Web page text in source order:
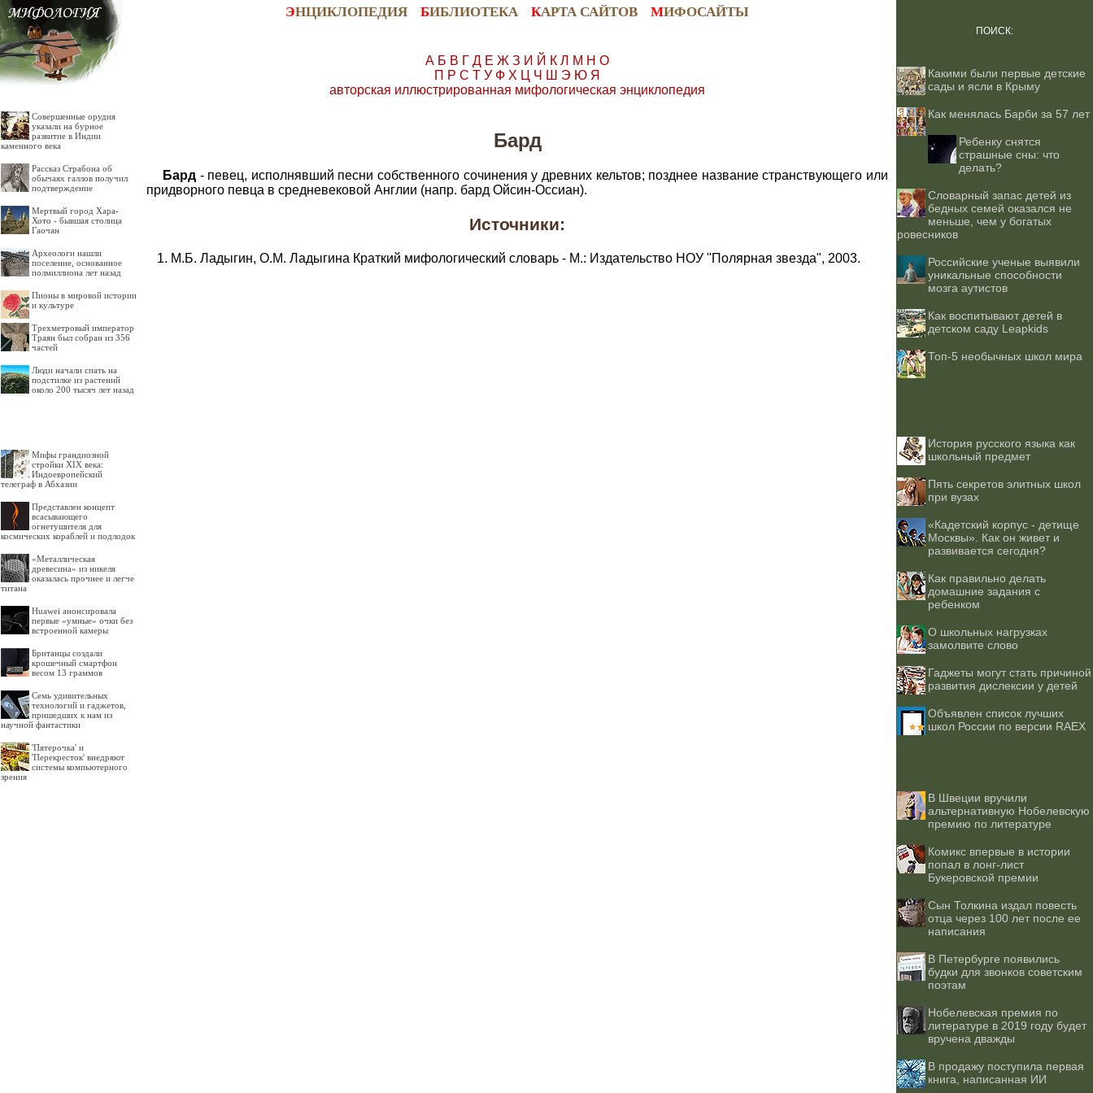
ЭНЦИКЛОПЕДИЯ БИБЛИОТЕКА КАРТА САЙТОВ МИФОСАЙТЫ
Совершенные орудия
указали на бурное
развитие в Индии
каменного века
Рассказ Страбона об
обычаях галлов получил
подтверждение
Мертвый город Хара-
Хото - бывшая столица
Гаочан
Археологи нашли
поселение, основанное
полмиллиона лет назад
Пионы в мировой истории
и культуре
Трехметровый император
Траян был собран из 356
частей
Люди начали спать на
подстилке из растений
около 200 тысяч лет назад
Мифы грандиозной
стройки XIX века:
Индоевропейский
телеграф в Абхазии
Представлен концепт
всасывающего
огнетушителя для
космических кораблей и подлодок
«Металлическая
древесина» из никеля
оказалась прочнее и легче
титана
Huawei анонсировала
первые «умные» очки без
встроенной камеры
Британцы создали
крошечный смартфон
весом 13 граммов
Семь удивительных
технологий и гаджетов,
пришедших к нам из
научной фантастики
'Пятерочка' и
'Перекресток' внедряют
системы компьютерного
зрения
А Б В Г Д Е Ж З И Й К Л М Н О
П Р С Т У Ф Х Ц Ч Ш Э Ю Я
авторская иллюстрированная мифологическая энциклопедия
Бард
Бард - певец, исполнявший песни собственного сочинения у древних кельтов; позднее название cтранствующего или
придворного певца в средневековой Англии (напр. бард Ойсин-Оссиан).
Источники:
М.Б. Ладыгин, О.М. Ладыгина Краткий мифологический словарь - М.: Издательство НОУ "Полярная звезда", 2003.
ПОИСК:
Какими были первые детские
сады и ясли в Крыму
Как менялась Барби за 57 лет
Ребенку снятся
страшные сны: что
делать?
Словарный запас детей из
бедных семей оказался не
меньше, чем у богатых
ровесников
Российские ученые выявили
уникальные способности
мозга аутистов
Как воспитывают детей в
детском саду Leapkids
Топ-5 необычных школ мира
История русского языка как
школьный предмет
Пять секретов элитных школ
при вузах
«Кадетский корпус - детище
Москвы». Как он живет и
развивается сегодня?
Как правильно делать
домашние задания с
ребенком
О школьных нагрузках
замолвите слово
Гаджеты могут стать причиной
развития дислексии у детей
Объявлен список лучших
школ России по версии RAEX
В Швеции вручили
альтернативную Нобелевскую
премию по литературе
Комикс впервые в истории
попал в лонг-лист
Букеровской премии
Сын Толкина издал повесть
отца через 100 лет после ее
написания
В Петербурге появились
будки для звонков советским
поэтам
Нобелевская премия по
литературе в 2019 году будет
вручена дважды
В продажу поступила первая
книга, написанная ИИ